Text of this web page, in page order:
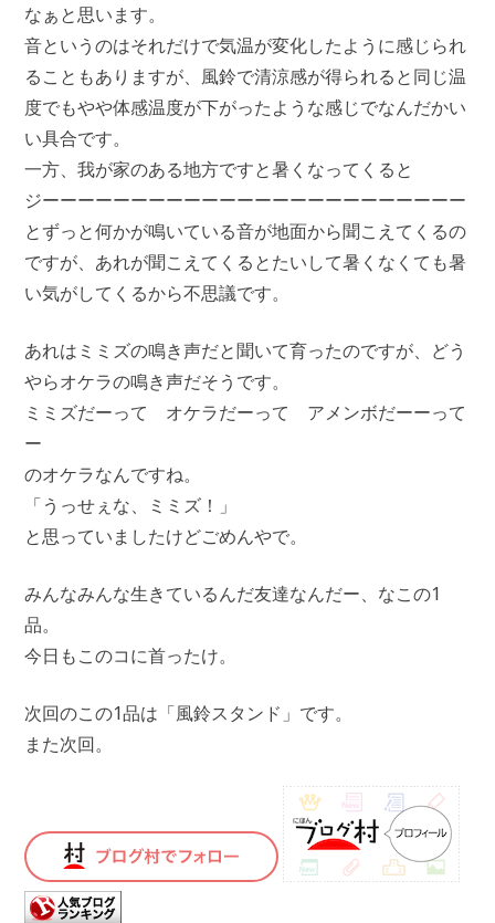
なぁと思います。
音というのはそれだけで気温が変化したように感じられ
ることもありますが、風鈴で清涼感が得られると同じ温
度でもやや体感温度が下がったような感じでなんだかい
い具合です。
一方、我が家のある地方ですと暑くなってくると
ジーーーーーーーーーーーーーーーーーーーーーーーー
とずっと何かが鳴いている音が地面から聞こえてくるの
ですが、あれが聞こえてくるとたいして暑くなくても暑
い気がしてくるから不思議です。
あれはミミズの鳴き声だと聞いて育ったのですが、どう
やらオケラの鳴き声だそうです。
ミミズだーって オケラだーって アメンボだーーって
ー
のオケラなんですね。
「うっせぇな、ミミズ！」
と思っていましたけどごめんやで。
みんなみんな生きているんだ友達なんだー、なこの1
品。
今日もこのコに首ったけ。
次回のこの1品は「風鈴スタンド」です。
また次回。